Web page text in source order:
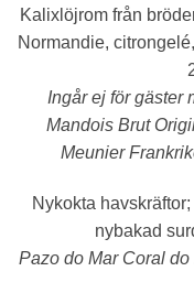
Kalixlöjrom från
Normandie,
Ingår ej för gäster
Mandois Brut
Meunier
Nykokta havskräftor;
nybakad
Pazo do Mar Coral
webbplatsen.
Dessa cookies
hjälper till att ge
mätvärden, antal
avvisningsfrekvens,
trafikkälla etc.
Upplevelse
används för att